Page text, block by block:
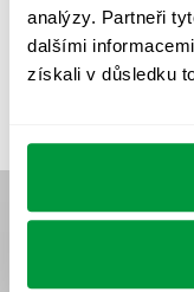
analýzy. Partneři
dalšími
získali v důsledku
VÝPOČTY A NÁVRHY
ZKOUŠKY NOUZOVÉHO